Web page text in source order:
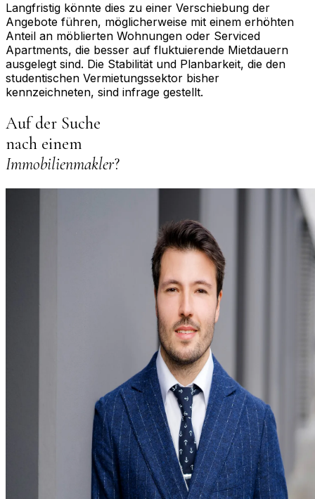
Langfristig könnte dies zu einer Verschiebung der
Angebote führen, möglicherweise mit einem erhöhten
Anteil an möblierten Wohnungen oder Serviced
Apartments, die besser auf fluktuierende Mietdauern
ausgelegt sind. Die Stabilität und Planbarkeit, die den
studentischen Vermietungssektor bisher
kennzeichneten, sind infrage gestellt.
Auf der Suche
nach einem
Immobilienmakler?